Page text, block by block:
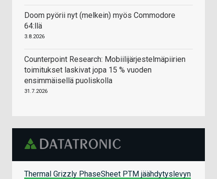
Doom pyörii nyt (melkein) myös Commodore
64:llä
3.8.2026
Counterpoint Research: Mobiilijärjestelmäpiirien
toimitukset laskivat jopa 15 % vuoden
ensimmäisellä puoliskolla
31.7.2026
Thermal Grizzly PhaseSheet PTM jäähdytyslevyn